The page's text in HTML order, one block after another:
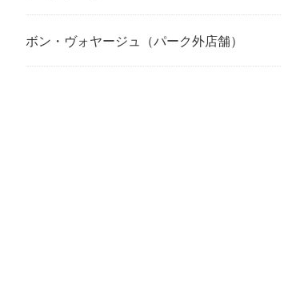
ボン・ヴォヤージュ（パーク外店舗）